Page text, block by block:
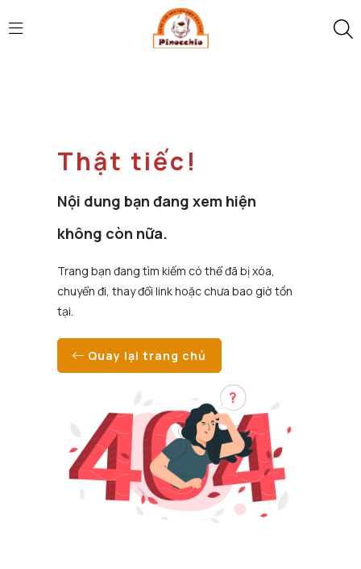
Thật tiếc!
Nội dung bạn đang xem hiện
không còn nữa.
Trang bạn đang tìm kiếm có thể đã bị xóa,
chuyển đi, thay đổi link hoặc chưa bao giờ tồn
tại.
Quay lại trang chủ